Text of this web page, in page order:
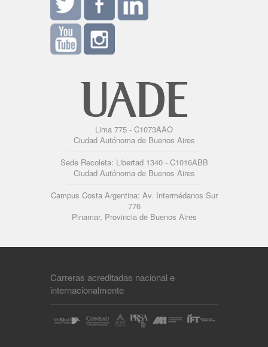
Lima 775 - C1073AAO
Ciudad Autónoma de Buenos Aires
Sede Recoleta: Libertad 1340 - C1016ABB
Ciudad Autónoma de Buenos Aires
Campus Costa Argentina: Av. Intermédanos Sur
776
Pinamar, Provincia de Buenos Aires
Carreras acreditadas nacional e
internacionalmente